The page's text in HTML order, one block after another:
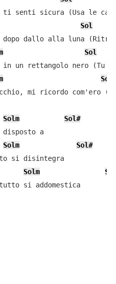
Sol
Sol
Sol
mi ricordo com'ero
Solm
Sol#
Dipende da quanto tu sia disposto a
Solm
Sol#
si disintegra
Solm
Lo so, ora no credi, ma tutto si addomestica